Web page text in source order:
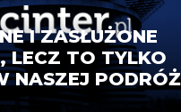
I ZASŁUŻONE
LECZ TO TYLKO
NASZEJ